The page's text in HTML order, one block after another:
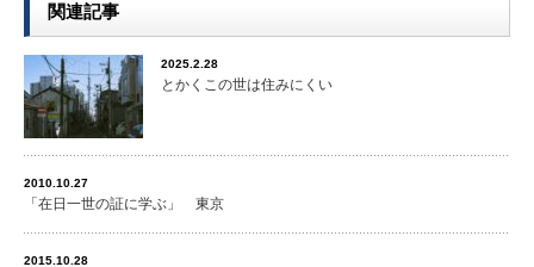
関連記事
2025.2.28
とかくこの世は住みにくい
2010.10.27
「在日一世の証に学ぶ」 東京
2015.10.28